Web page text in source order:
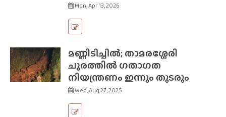
Mon, Apr 13, 2026
മണ്ണിടിച്ചിൽ; താമരശ്ശേരി
ചുരത്തിൽ ഗതാഗത
നിയന്ത്രണം ഇന്നും തുടരും
Wed, Aug 27, 2025